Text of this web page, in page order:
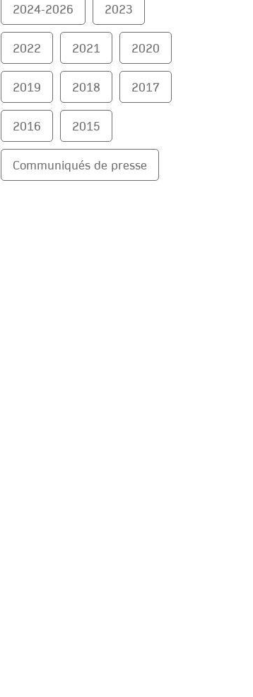
2024-2026 2023
2022 2021 2020
2019 2018 2017
2016 2015
Communiqués de presse